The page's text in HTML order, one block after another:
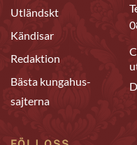
Utländskt
Kändisar
Redaktion
Bästa kungahus-
sajterna